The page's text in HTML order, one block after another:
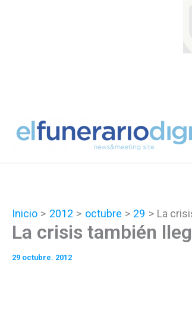
Inicio 2012 octubre 29 La
La crisis también
29 octubre. 2012